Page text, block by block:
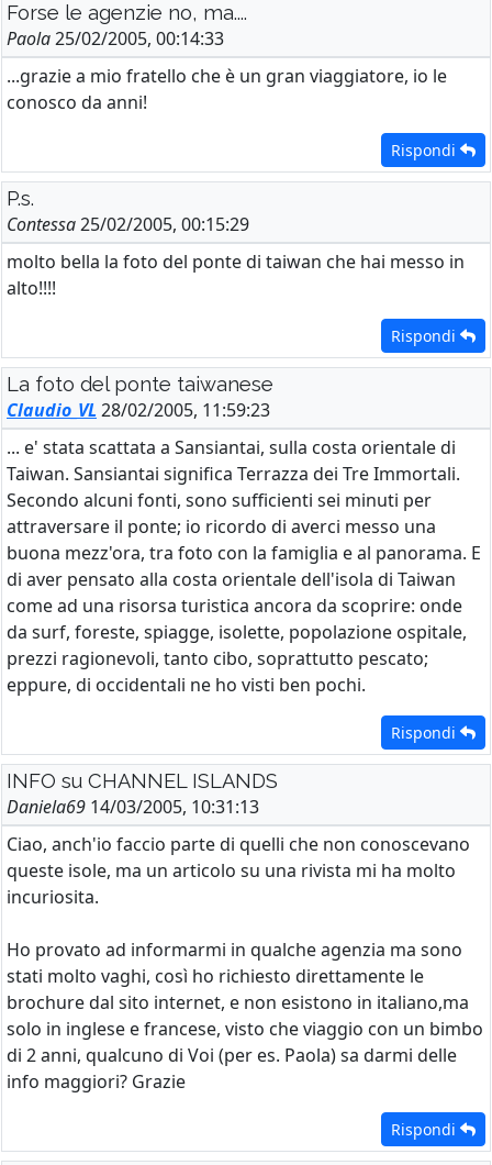
Forse le agenzie no, ma....
Paola25/02/2005, 00:14:33
...grazie a mio fratello che è un gran viaggiatore, io le
conosco da anni!
Rispondi
P.s.
Contessa25/02/2005, 00:15:29
molto bella la foto del ponte di taiwan che hai messo in
alto!!!!
Rispondi
La foto del ponte taiwanese
Claudio_VL28/02/2005, 11:59:23
... e' stata scattata a Sansiantai, sulla costa orientale di
Taiwan. Sansiantai significa Terrazza dei Tre Immortali.
Secondo alcuni fonti, sono sufficienti sei minuti per
attraversare il ponte; io ricordo di averci messo una
buona mezz'ora, tra foto con la famiglia e al panorama. E
di aver pensato alla costa orientale dell'isola di Taiwan
come ad una risorsa turistica ancora da scoprire: onde
da surf, foreste, spiagge, isolette, popolazione ospitale,
prezzi ragionevoli, tanto cibo, soprattutto pescato;
eppure, di occidentali ne ho visti ben pochi.
Rispondi
INFO su CHANNEL ISLANDS
Daniela69 14/03/2005, 10:31:13
Ciao, anch'io faccio parte di quelli che non conoscevano
queste isole, ma un articolo su una rivista mi ha molto
incuriosita.
Ho provato ad informarmi in qualche agenzia ma sono
stati molto vaghi, così ho richiesto direttamente le
brochure dal sito internet, e non esistono in italiano,ma
solo in inglese e francese, visto che viaggio con un bimbo
di 2 anni, qualcuno di Voi (per es. Paola) sa darmi delle
info maggiori? Grazie
Rispondi